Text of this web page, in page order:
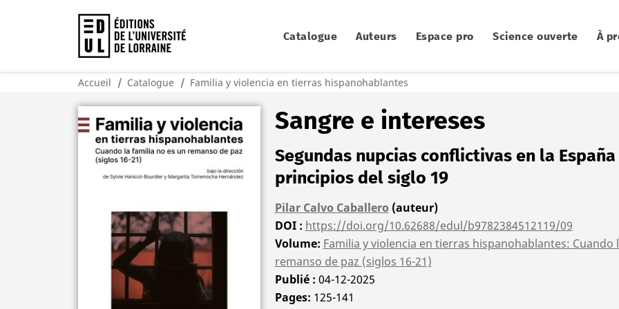
Catalogue Auteurs Espace pro Science ouverte À
Accueil Catalogue Familia y violencia en tierras hispanohablantes
Sangre e intereses
Segundas nupcias conflictivas en la
principios del siglo 19
Pilar Calvo Caballero (auteur)
DOI
https://doi.org/10.62688/edul/b9782384512119/09
Volume Familia y violencia en tierras hispanohablantes: Cuando
remanso de paz (siglos 16-21)
Publié 04-12-2025
Pages 125-141